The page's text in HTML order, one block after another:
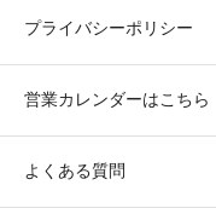
プライバシーポリシー
営業カレンダーはこちら
よくある質問